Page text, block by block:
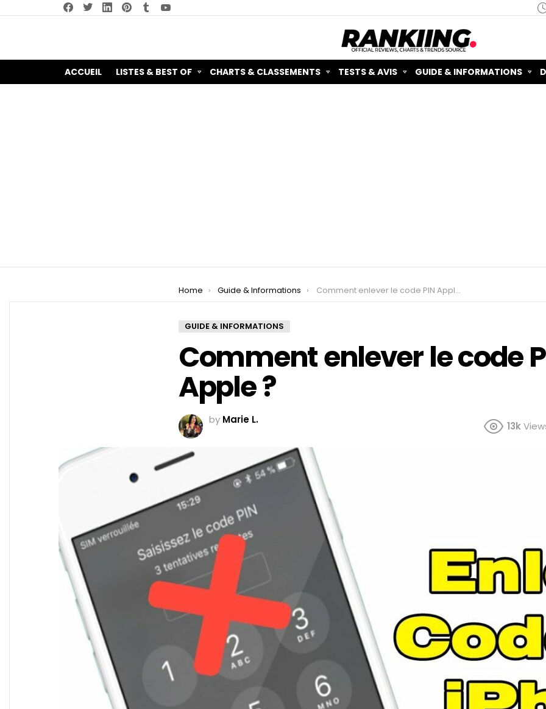
facebooktwitterlinkedin pinterest
ACCUEIL LISTES & BEST OF CHARTS & CLASSEMENTS TESTS & AVIS GUIDE & INFORMATIONS
You are here:
Home Guide & Informations Comment enlever le code PIN Apple ?
GUIDE & INFORMATIONS
Comment enlever le code
Apple ?
by Marie L.
13k